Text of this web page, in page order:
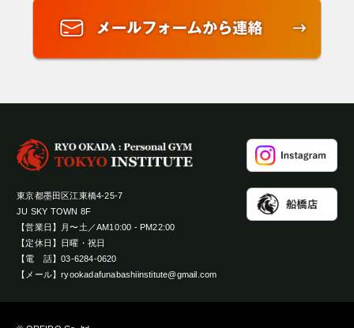
東京都墨田区江東橋4-25-7
JU SKY TOWN 8F
【営業日】月〜土／AM10:00 - PM22:00
【定休日】日曜・祝日
【電 話】03-6284-0620
【メール】ryookadafunabashiinstitute@gmail.com